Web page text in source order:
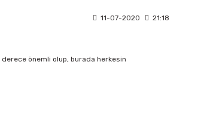
11-07-2020 21:18
önemli olup, burada herkesin